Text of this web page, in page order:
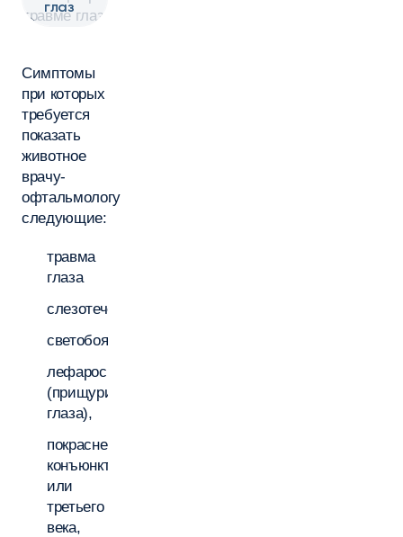
глаз
Симптомы
при которых
требуется
показать
животное
врачу-
офтальмологу
следующие:
травма
глаза
слезотечение,
светобоязнь,
лефароспазм
(прищуривание
глаза),
покраснение
конъюнктивы
или
третьего
века,